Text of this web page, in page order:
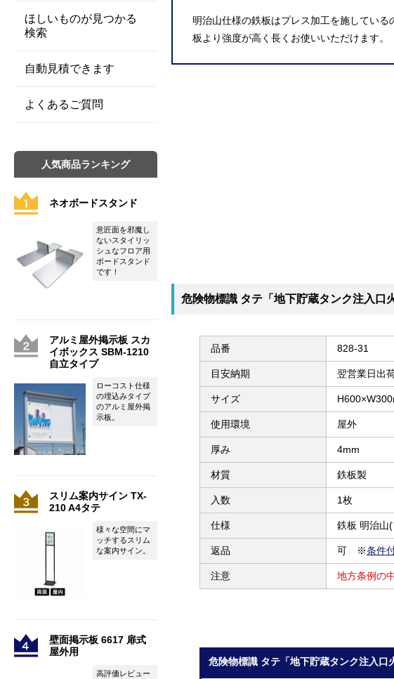
明治山仕様の鉄板はプレス加工を施している
板より強度が高く長くお使いいただけます。
危険物標識 タテ「地下貯蔵タンク注入
品番 828-31
目安納期 翌営業日出
サイズ
使用環境 屋外
厚み 4mm
材質 鉄板製
入数 1枚
仕様 鉄板 明治山
返品 可 ※条件
注意 地方条例の
危険物標識 タテ「地下貯蔵タンク注入
ほしいものが見つかる
検索
自動見積できます
よくあるご質問
人気商品ランキング
ネオボードスタンド
意匠面を邪魔し
ないスタイリッ
シュなフロア用
ボードスタンド
です！
アルミ屋外掲示板 スカ
イボックス SBM-1210
自立タイプ
ローコスト仕様
の埋込みタイプ
のアルミ屋外掲
示板。
スリム案内サイン TX-
210 A4タテ
様々な空間にマ
ッチするスリム
な案内サイン。
壁面掲示板 6617 扉式
屋外用
高評価レビュー